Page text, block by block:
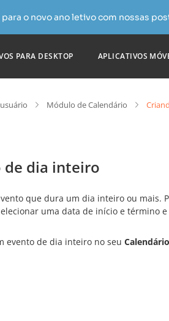
o novo ano letivo com nossas
PARA DESKTOP APLICATIVOS
Módulo de Calendário
de dia inteiro
que dura um dia inteiro ou mais.
uma data de início e término
evento de dia inteiro no seu Calendário